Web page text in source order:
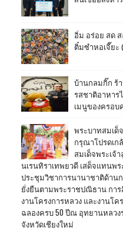
อิ่ม อร่อย สด
ติ๋มซำหอเจี๊ยะ
บ้านกลมกิ๊ก ร้
รสชาติอาหาร
เมนูของครอบ
พระบาทสมเด็
กรุณาโปรดเก
สมเด็จพระเจ้
นเรนทิราเทพยวดี เสด็จแทนพร
ประชุมวิชาการนานาชาติด้าน
ยั่งยืนตามพระราชปณิธาน กา
งานโครงการหลวง และงานโค
ฉลองครบ 50 ปีณ อุทยานหลวง
จังหวัดเชียงใหม่